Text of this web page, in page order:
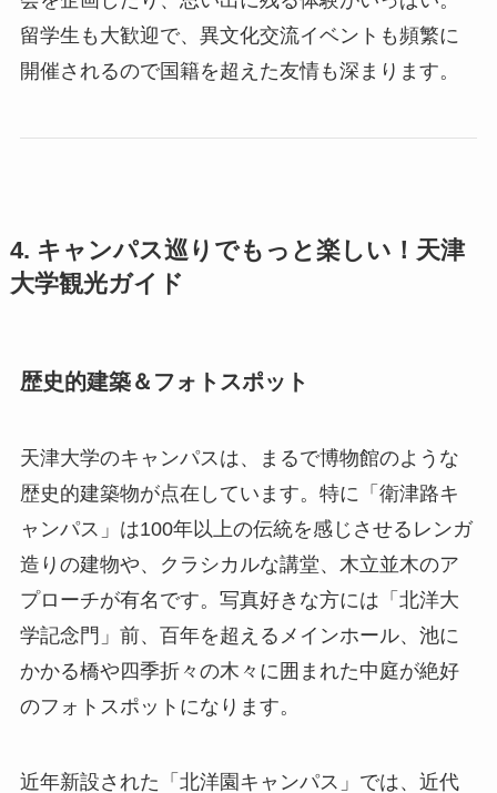
留学生も大歓迎で、異文化交流イベントも頻繁に
開催されるので国籍を超えた友情も深まります。
4. キャンパス巡りでもっと楽しい！天津
大学観光ガイド
歴史的建築＆フォトスポット
天津大学のキャンパスは、まるで博物館のような
歴史的建築物が点在しています。特に「衛津路キ
ャンパス」は100年以上の伝統を感じさせるレンガ
造りの建物や、クラシカルな講堂、木立並木のア
プローチが有名です。写真好きな方には「北洋大
学記念門」前、百年を超えるメインホール、池に
かかる橋や四季折々の木々に囲まれた中庭が絶好
のフォトスポットになります。
近年新設された「北洋園キャンパス」では、近代